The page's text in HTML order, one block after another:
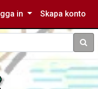
in Skapa konto
Sök